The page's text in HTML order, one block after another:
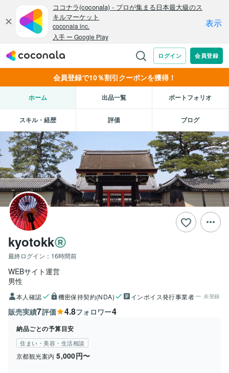
会員登録で10％割引クーポンを獲得！
ホーム 出品一覧 ポートフォリオ
スキル・経歴 評価 ブログ
kyotokk
最終ログイン： 16時間前
WEBサイト運営
男性
本人確認 機密保持契約(NDA) インボイス発行事業者 未登録
販売実績7評価 4.8フォロワー4
納品ごとの予算目安
住まい・美容・生活相談
京都観光案内 5,000円〜